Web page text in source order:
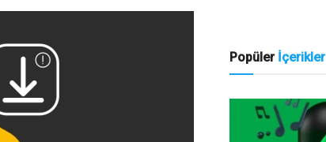
Popüler İçerikler